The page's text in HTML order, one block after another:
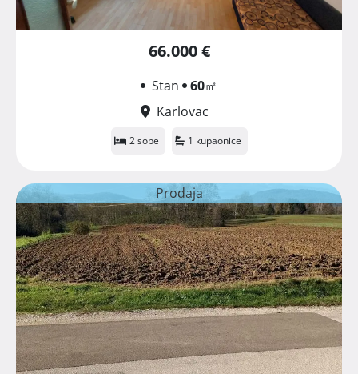
66.000 €
Stan 60㎡
Karlovac
2 sobe 1 kupaonice
Prodaja